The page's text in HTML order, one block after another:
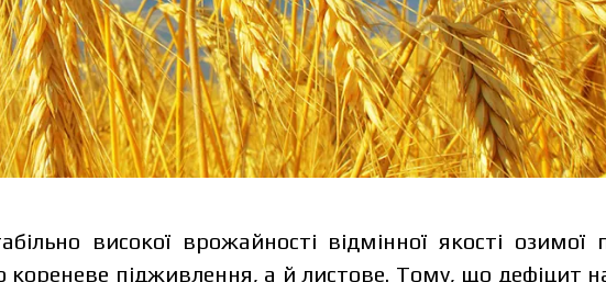
високої врожайності відмінної якості озимої
кореневе підживлення, а й листове. Тому, що дефіцит